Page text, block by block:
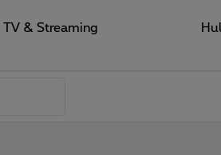
TV & Streaming